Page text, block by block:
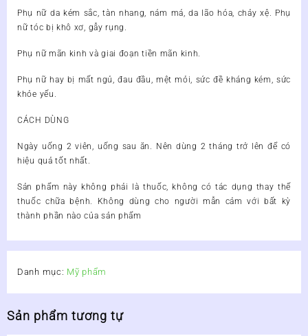
Phụ nữ da kém sắc, tàn nhang, nám má, da lão hóa, chảy xệ. Phụ
nữ tóc bị khô xơ, gẫy rụng.
Phụ nữ mãn kinh và giai đoạn tiền mãn kinh.
Phụ nữ hay bị mất ngủ, đau đầu, mệt mỏi, sức đề kháng kém, sức
khỏe yếu.
CÁCH DÙNG
Ngày uống 2 viên, uống sau ăn. Nên dùng 2 tháng trở lên để có
hiệu quả tốt nhất.
Sản phẩm này không phải là thuốc, không có tác dụng thay thế
thuốc chữa bệnh. Không dùng cho người mẫn cảm với bất kỳ
thành phần nào của sản phẩm
Danh mục: Mỹ phẩm
Sản phẩm tương tự